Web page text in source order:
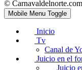
©
Mobile Menu Toggle
Inicio
Tv
Canal de
Juicio en el
Juicio